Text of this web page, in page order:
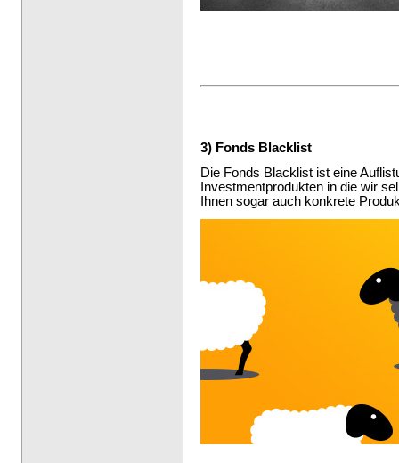
3) Fonds Blacklist
Die Fonds Blacklist ist eine
Investmentprodukten in die wir
Ihnen sogar auch konkrete